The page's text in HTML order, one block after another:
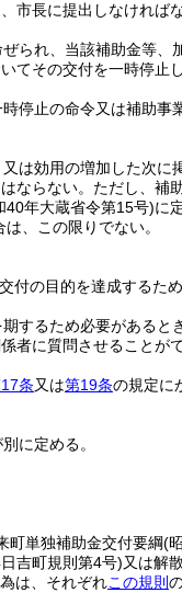
市長に提出しなければな
られ、当該補助金等
てその交付を一時停止
停止の命令又は補助
は効用の増加した次
ならない。 ただし、補
40年大蔵省令第15号)に
、この限りでない。
付の目的を達成するた
するため必要がある
者に質問させることがで
条又は第19条の規定に
に定める。
町単独補助金交付要綱(
吉町規則第4号)又は解
は、それぞれこの規則